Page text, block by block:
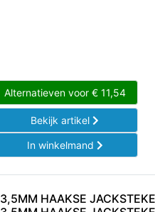
Alternatieven voor €11,54
Bekijk artikel
In winkelmand
3,5MM HAAKSE